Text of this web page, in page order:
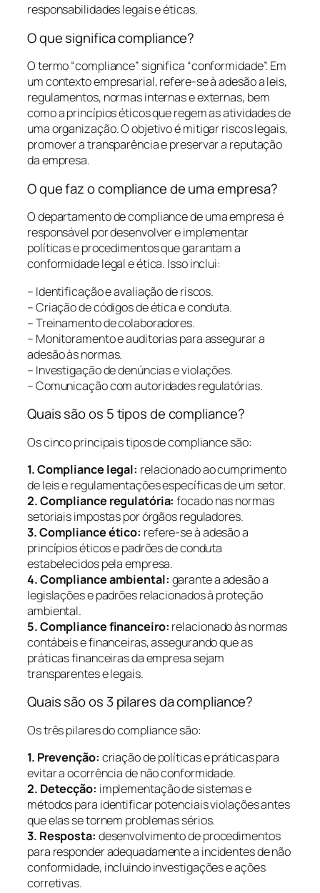
responsabilidades legais e éticas.
O que significa compliance?
O termo “compliance” significa “conformidade”. Em
um contexto empresarial, refere-se à adesão a leis,
regulamentos, normas internas e externas, bem
como a princípios éticos que regem as atividades de
uma organização. O objetivo é mitigar riscos legais,
promover a transparência e preservar a reputação
da empresa.
O que faz o compliance de uma empresa?
O departamento de compliance de uma empresa é
responsável por desenvolver e implementar
políticas e procedimentos que garantam a
conformidade legal e ética. Isso inclui:
– Identificação e avaliação de riscos.
– Criação de códigos de ética e conduta.
– Treinamento de colaboradores.
– Monitoramento e auditorias para assegurar a
adesão às normas.
– Investigação de denúncias e violações.
– Comunicação com autoridades regulatórias.
Quais são os 5 tipos de compliance?
Os cinco principais tipos de compliance são:
1. Compliance legal: relacionado ao cumprimento
de leis e regulamentações específicas de um setor.
2. Compliance regulatória: focado nas normas
setoriais impostas por órgãos reguladores.
3. Compliance ético: refere-se à adesão a
princípios éticos e padrões de conduta
estabelecidos pela empresa.
4. Compliance ambiental: garante a adesão a
legislações e padrões relacionados à proteção
ambiental.
5. Compliance financeiro: relacionado às normas
contábeis e financeiras, assegurando que as
práticas financeiras da empresa sejam
transparentes e legais.
Quais são os 3 pilares da compliance?
Os três pilares do compliance são:
1. Prevenção: criação de políticas e práticas para
evitar a ocorrência de não conformidade.
2. Detecção: implementação de sistemas e
métodos para identificar potenciais violações antes
que elas se tornem problemas sérios.
3. Resposta: desenvolvimento de procedimentos
para responder adequadamente a incidentes de não
conformidade, incluindo investigações e ações
corretivas.